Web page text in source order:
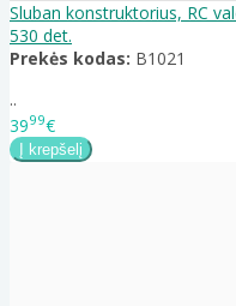
Sluban konstruktorius, RC
530 det.
Prekės kodas: B1021
..
3999€